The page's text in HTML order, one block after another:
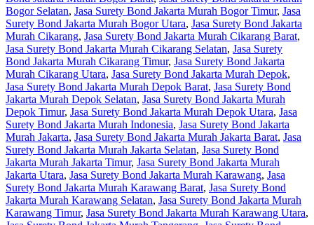
Bogor Selatan, Jasa Surety Bond Jakarta Murah Bogor Timur, Jasa
Surety Bond Jakarta Murah Bogor Utara, Jasa Surety Bond Jakarta
Murah Cikarang, Jasa Surety Bond Jakarta Murah Cikarang Barat,
Jasa Surety Bond Jakarta Murah Cikarang Selatan, Jasa Surety
Bond Jakarta Murah Cikarang Timur, Jasa Surety Bond Jakarta
Murah Cikarang Utara, Jasa Surety Bond Jakarta Murah Depok,
Jasa Surety Bond Jakarta Murah Depok Barat, Jasa Surety Bond
Jakarta Murah Depok Selatan, Jasa Surety Bond Jakarta Murah
Depok Timur, Jasa Surety Bond Jakarta Murah Depok Utara, Jasa
Surety Bond Jakarta Murah Indonesia, Jasa Surety Bond Jakarta
Murah Jakarta, Jasa Surety Bond Jakarta Murah Jakarta Barat, Jasa
Surety Bond Jakarta Murah Jakarta Selatan, Jasa Surety Bond
Jakarta Murah Jakarta Timur, Jasa Surety Bond Jakarta Murah
Jakarta Utara, Jasa Surety Bond Jakarta Murah Karawang, Jasa
Surety Bond Jakarta Murah Karawang Barat, Jasa Surety Bond
Jakarta Murah Karawang Selatan, Jasa Surety Bond Jakarta Murah
Karawang Timur, Jasa Surety Bond Jakarta Murah Karawang Utara,